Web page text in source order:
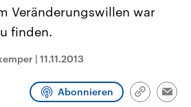
Anhalt
neuen
das
Koalition aus
USA
gehören die Vereinigten
mit großem Einfluss auf
aktuelle Weltgeschehen.
Veränderungswillen war
finden.
| 11.11.2013
Abonnieren
Link